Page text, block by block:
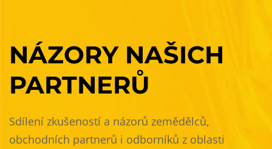
NÁZORYNAŠICH
PARTNERŮ
Sdílení zkušeností a názorů zemědělců,
obchodních partnerů i odborníků z oblasti